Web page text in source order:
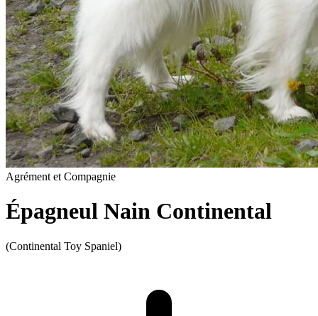
Agrément et Compagnie
Épagneul Nain Continental
(Continental Toy Spaniel)